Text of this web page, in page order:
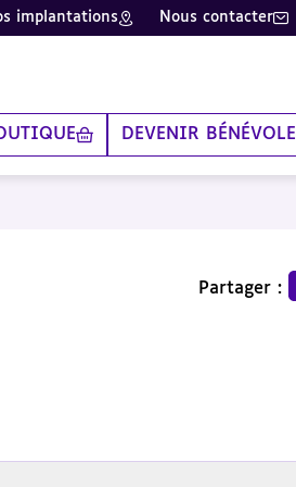
implantations Nous contacter
DEVENIR BÉNÉVOLE
Partager :